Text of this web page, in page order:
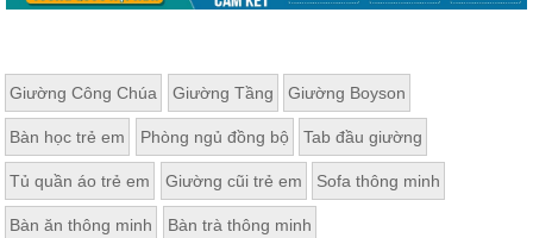
Giường Công Chúa Giường Tầng Giường Boyson
Bàn học trẻ em Phòng ngủ đồng bộ Tab đầu giường
Tủ quần áo trẻ em Giường cũi trẻ em Sofa thông minh
Bàn ăn thông minh Bàn trà thông minh